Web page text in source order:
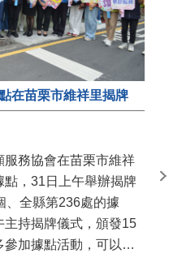
在苗栗市維祥里揭牌
務協會在苗栗市維祥
點，31日上午舉辦揭牌
、全縣第236處的據
持揭牌儀式，頒發15
加據點活動，可以更
苗